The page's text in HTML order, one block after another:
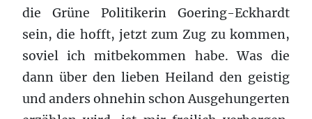
die Grüne Politikerin Goering-Eckhardt
sein, die hofft, jetzt zum Zug zu kommen,
soviel ich mitbekommen habe. Was die
dann über den lieben Heiland den geistig
und anders ohnehin schon Ausgehungerten